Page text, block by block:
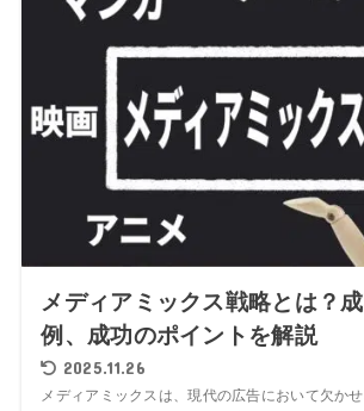
メディアミックス戦略とは？
例、成功のポイントを解説
2025.11.26
メディアミックスは、現代の広告において欠か